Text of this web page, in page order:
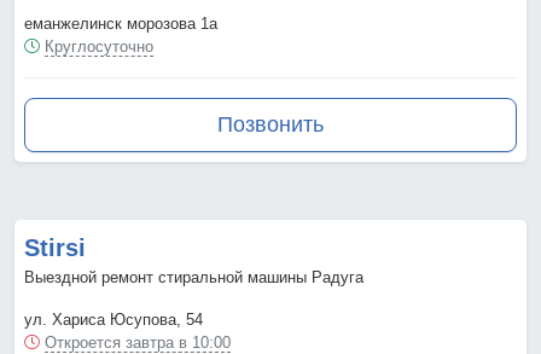
еманжелинск морозова 1а
Круглосуточно
Позвонить
Stirsi
Выездной ремонт стиральной машины Радуга
ул. Хариса Юсупова, 54
Откроется завтра в 10:00